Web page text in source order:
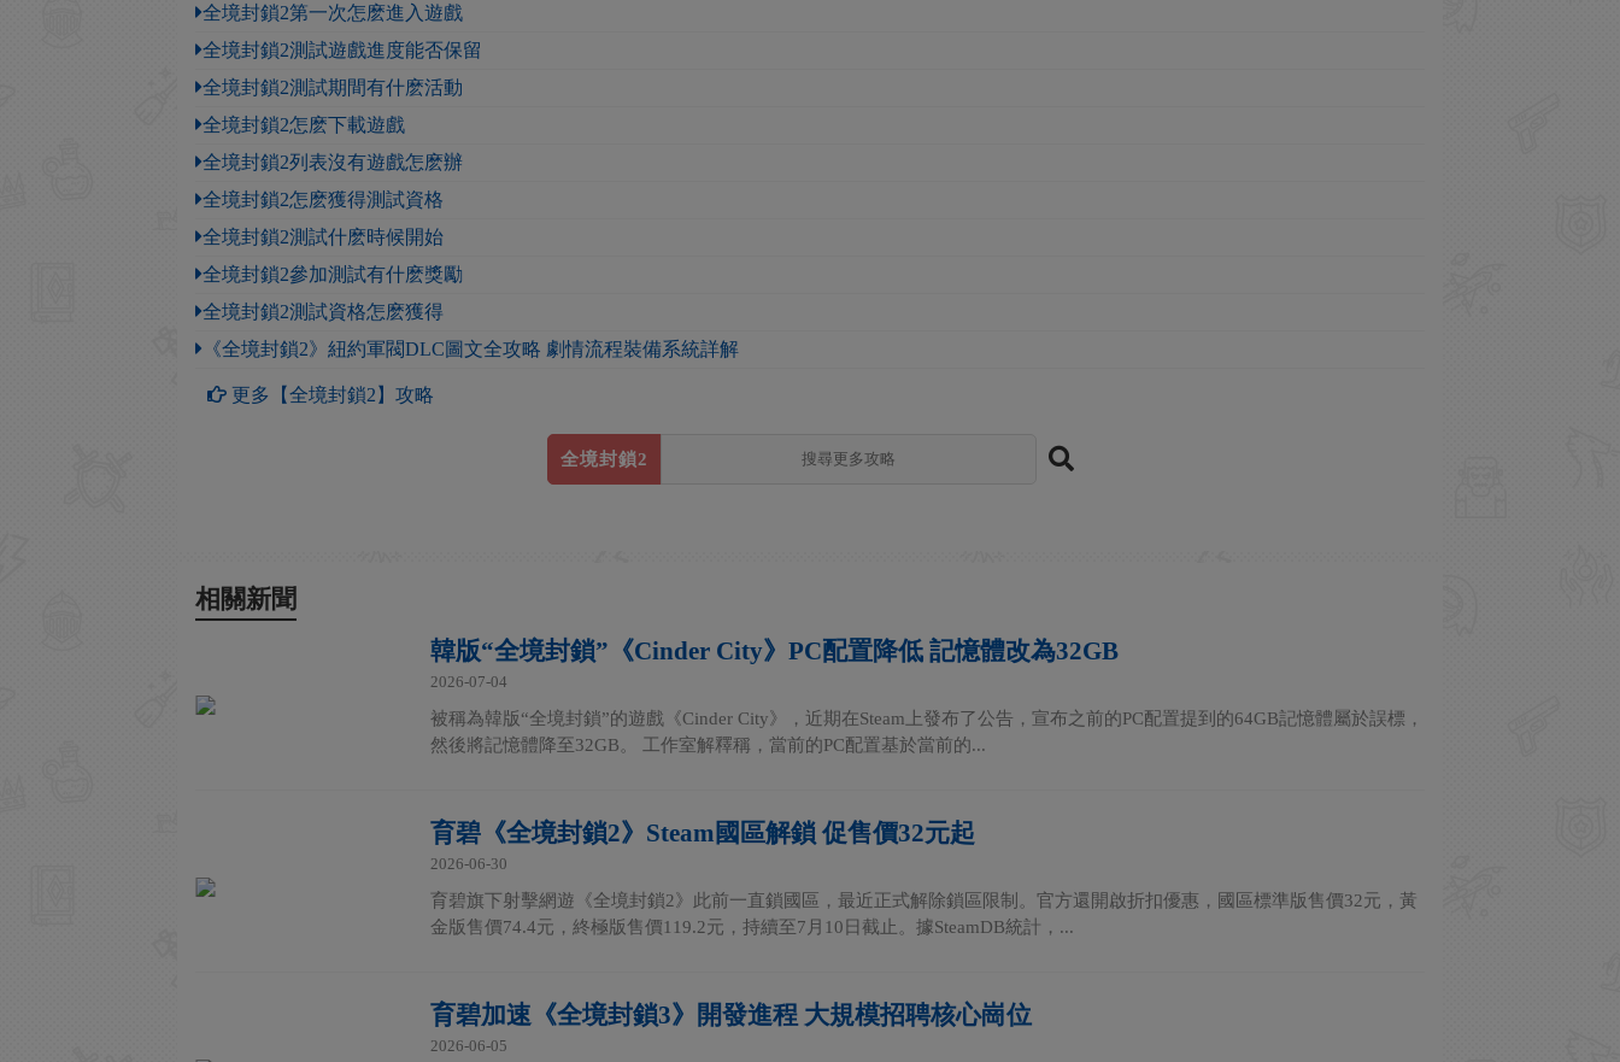
全境封鎖2第一次怎麽進入遊戲
全境封鎖2測試遊戲進度能否保留
全境封鎖2測試期間有什麽活動
全境封鎖2怎麽下載遊戲
全境封鎖2列表沒有遊戲怎麽辦
全境封鎖2怎麽獲得測試資格
全境封鎖2測試什麽時候開始
全境封鎖2參加測試有什麽獎勵
全境封鎖2測試資格怎麽獲得
《全境封鎖2》紐約軍閥DLC圖文全攻略 劇情流程裝備系統詳解
更多【全境封鎖2】攻略
全境封鎖2
相關新聞
韓版“全境封鎖”《Cinder City》PC配置降低 記憶體改為32GB
2026-07-04
被稱為韓版“全境封鎖”的遊戲《Cinder City》，近期在Steam上發布了公告，宣布之前的PC配置提到的64GB記憶體屬於誤標，
然後將記憶體降至32GB。 工作室解釋稱，當前的PC配置基於當前的...
育碧《全境封鎖2》Steam國區解鎖 促售價32元起
2026-06-30
育碧旗下射擊網遊《全境封鎖2》此前一直鎖國區，最近正式解除鎖區限制。官方還開啟折扣優惠，國區標準版售價32元，黃
金版售價74.4元，終極版售價119.2元，持續至7月10日截止。據SteamDB統計，...
育碧加速《全境封鎖3》開發進程 大規模招聘核心崗位
2026-06-05